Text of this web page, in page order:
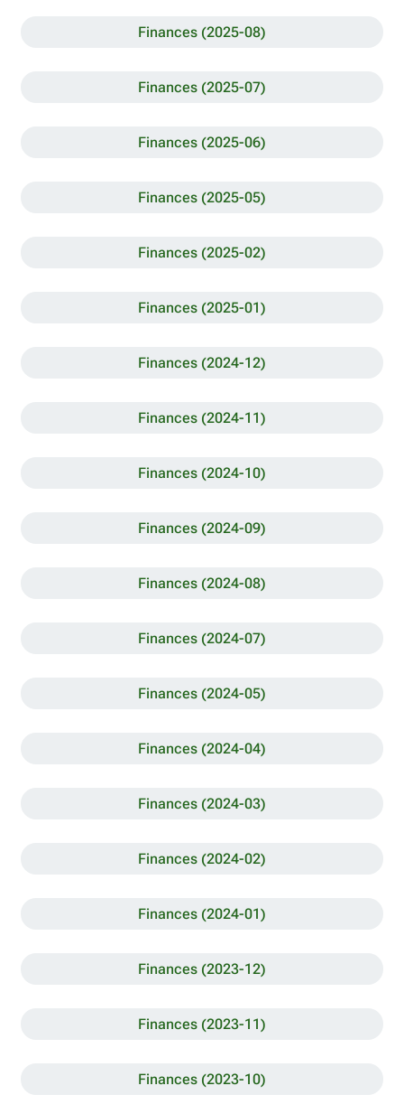
Finances (2025-08)
Finances (2025-07)
Finances (2025-06)
Finances (2025-05)
Finances (2025-02)
Finances (2025-01)
Finances (2024-12)
Finances (2024-11)
Finances (2024-10)
Finances (2024-09)
Finances (2024-08)
Finances (2024-07)
Finances (2024-05)
Finances (2024-04)
Finances (2024-03)
Finances (2024-02)
Finances (2024-01)
Finances (2023-12)
Finances (2023-11)
Finances (2023-10)